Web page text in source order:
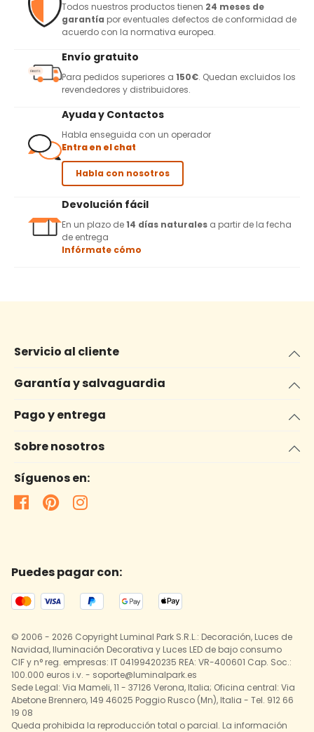
Todos nuestros productos tienen 24 meses de
garantía por eventuales defectos de conformidad de
acuerdo con la normativa europea.
Envío gratuito
Para pedidos superiores a 150€. Quedan excluidos los
revendedores y distribuidores.
Ayuda y Contactos
Habla enseguida con un operador
Entra en el chat
Habla con nosotros
Devolución fácil
En un plazo de14 días naturales a partir de la fecha
de entrega
Infórmate cómo
Servicio al cliente
Garantía y salvaguardia
Pago y entrega
Sobre nosotros
Síguenos en:
Puedes pagar con:
© 2006 - 2026 Copyright Luminal Park S.R.L.: Decoración, Luces de
Navidad, Iluminación Decorativa y Luces LED de bajo consumo
CIF y n° reg. empresas: IT 04199420235 REA: VR-400601 Cap. Soc.:
100.000 euros i.v. - soporte@luminalpark.es
Sede Legal: Via Mameli, 11 - 37126 Verona, Italia; Oficina central: Via
Abetone Brennero, 149 46025 Poggio Rusco (Mn), Italia - Tel. 912 66
19 08
Queda prohibida la reproducción total o parcial. La información